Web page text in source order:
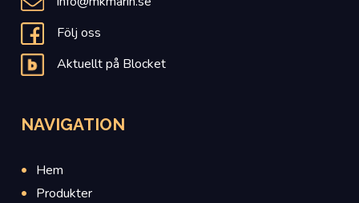
Följ oss
Aktuellt på Blocket
NAVIGATION
Hem
Produkter